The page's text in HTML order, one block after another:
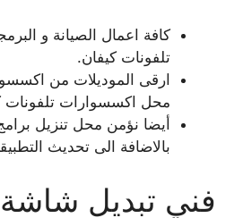
كافة اعمال الصيانة و
تلفونات كيفان.
ارقى الموديلات من
محل اكسسوارات تلفونات
أيضا نؤمن محل تنزيل
بالاضافة الى تحديث
فني تبديل